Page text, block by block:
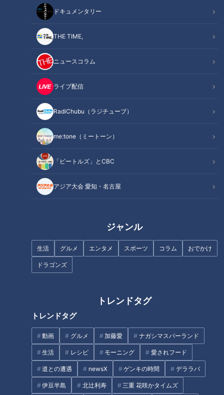
ドキュメンタリー
THE TIME,
ニュースコラム
ライブ配信
RadiChubu（ラジチューブ）
me:tone（ミートーン）
「ビートルズ」とCBC
アジア大会 愛知・名古屋
ジャンル
生活 グルメ エンタメ スポーツ コラム おでかけ
ドラゴンズ
トレンドタグ
トレンドタグ
動画 グルメ 加藤愛 ナガシマスパーランド
生活 レシピ モーニング 愛されフード
道との遭遇 newsX ゲンキの時間 デララバ
伊豆半島 北辻利寿 三重 花咲かタイムズ
符を打つ―。球団最多の378盗塁と2000安打達成、6年連続ゴ
ールデングラブを受賞した荒木雅博選手が6日、正式に引退を
表明しました。今週のサンドラは、荒木選手を球界を代表する
選手へと育て上げた落合博満元監督が師弟のエピソードを披
露。あの有名な“地獄のオレ流ノック”の経緯に触れながら、荒
木選手が落合野球の体現者だった理由が分かる秘話が明かされ
ました。
「野球に関しては貪欲だった」－。荒木選手は落合監督と
の食事の時間を狙って食事会場に向かっていた
「普段だったら俺に怒られる」－。禁じ手すら認めさせた
神業のヘッドスライディング
「荒木のような選手を一人でも二人でも育てること」－。
師匠から弟子へ、贈る言葉は最大級の賛辞
繁元監督「あると思います」－
合監督との食事の時間を狙って食事会場に向かっ
「（監督に就任して）誰にセカンドをやらせるのかを決めると
きに、井端、荒木の身体能力が高いという事で、その二人に二
遊間を任せてみようと。そこで『俺に一回ノックをさせろ』と
いうのが、すべての始まり。今の時代にあのノックをやった
ら、スグに訴えられるのかな（笑）。あの時はチームを強くす